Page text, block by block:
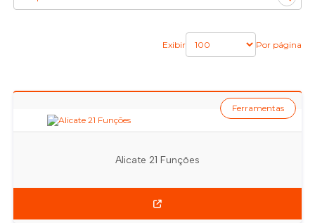
Exibir Por página
Alicate 21 Funções
Ferramentas